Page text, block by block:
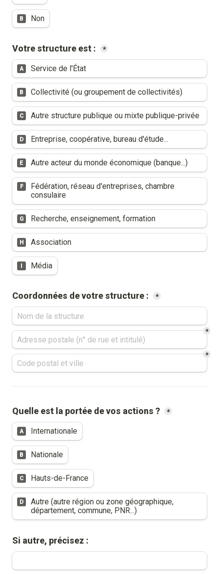
B Non
Votre structure est : *
A Service de l'État
B Collectivité (ou groupement de collectivités)
C Autre structure publique ou mixte publique-privée
D Entreprise, coopérative, bureau d'étude...
E Autre acteur du monde économique (banque...)
F
Fédération, réseau d'entreprises, chambre
consulaire
G Recherche, enseignement, formation
H Association
Média
Coordonnées de votre structure : *
*
*
Quelle est la portée de vos actions ? *
A Internationale
B Nationale
C Hauts-de-France
D
Autre (autre région ou zone géographique,
département, commune, PNR...)
Si autre, précisez :